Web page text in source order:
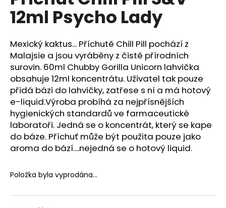
0,0
hvězdiček.
12ml Psycho Lady
Mexický kaktus... Příchutě Chill Pill pochází z
Malajsie a jsou vyráběny z čistě přírodních
surovin. 60ml Chubby Gorilla Unicorn lahvička
obsahuje 12ml koncentrátu. Uživatel tak pouze
přidá bázi do lahvičky, zatřese s ní a má hotový
e-liquid.Výroba probíhá za nejpřísnějších
hygienických standardů ve farmaceutické
laboratoři. Jedná se o koncentrát, který se kape
do báze. Příchuť může být použita pouze jako
aroma do bází....nejedná se o hotový liquid.
Položka byla vyprodána…
a
j
í
t
?
HLEDAT
o
o